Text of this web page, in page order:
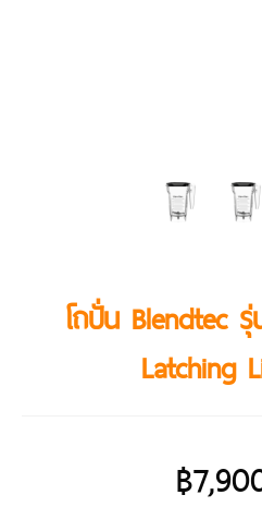
โถปั่น Blendtec
Latching
฿